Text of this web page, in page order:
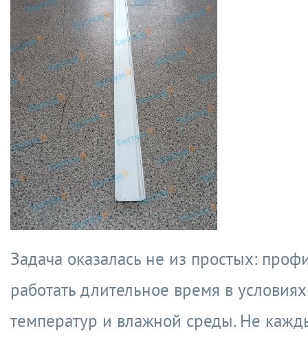
Задача оказалась не из простых:
работать длительное время в
температур и влажной среды. Не